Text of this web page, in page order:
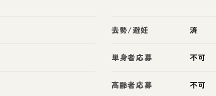
去勢/避妊 済
単身者応募 不可
高齢者応募 不可